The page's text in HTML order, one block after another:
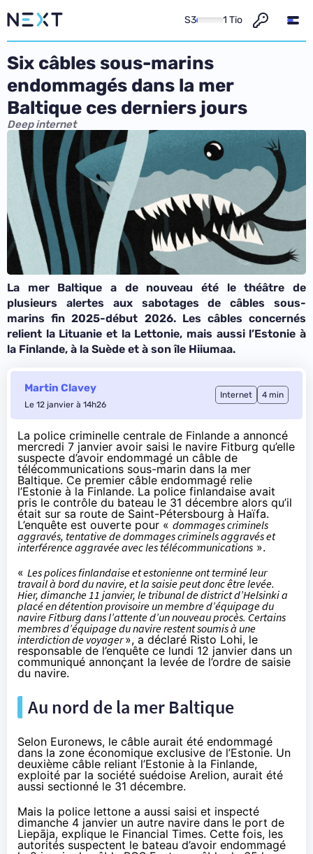
S3 1 Tio
Six câbles sous-marins
endommagés dans la mer
Baltique ces derniers jours
Deep internet
La mer Baltique a de nouveau été le théâtre de
plusieurs alertes auxsabotages de câbles sous-
marins fin 2025-début 2026. Les câbles concernés
relient la Lituanie et la Lettonie, mais aussi l’Estonie à
la Finlande, à la Suède et à son île Hiiumaa.
Martin Clavey
Le 12 janvier à 14h26
Internet 4 min
La police criminelle centrale de Finlande a annoncé
mercredi 7 janvier avoir saisi le navire Fitburg qu’elle
suspecte d’avoir endommagé un câble de
télécommunications sous-marin dans la mer
Baltique. Ce premier câble endommagé relie
l’Estonie à la Finlande. La police finlandaise avait
pris le contrôle du bateau le 31 décembre alors qu’il
était sur sa route de Saint-Pétersbourg à Haïfa.
L’enquête est ouverte pour « dommages criminels
aggravés, tentative de dommages criminels aggravés et
interférence aggravée avec les télécommunications ».
« Les polices finlandaise et estonienne ont terminé leur
travail à bord du navire, et la saisie peut donc être levée.
Hier, dimanche 11 janvier, le tribunal de district d’Helsinki a
placé en détention provisoire un membre d’équipage du
navire Fitburg dans l’attente d’un nouveau procès. Certains
membres d’équipage du navire restent soumis à une
interdiction de voyager», a déclaré Risto Lohi, le
responsable de l’enquête ce lundi 12 janvier dans un
communiqué annonçant la levée de l’ordre de saisie
du navire.
Au nord de la mer Baltique
Selon Euronews, le câble aurait été endommagé
dans la zone économique exclusive de l’Estonie. Un
deuxième câble reliant l’Estonie à la Finlande,
exploité par la société suédoise Arelion, aurait été
aussi sectionné le 31 décembre.
Mais la police lettone a aussi saisi et inspecté
dimanche 4 janvier un autre navire dans le port de
Liepāja, explique le Financial Times. Cette fois, les
autorités suspectent le bateau d’avoir endommagé